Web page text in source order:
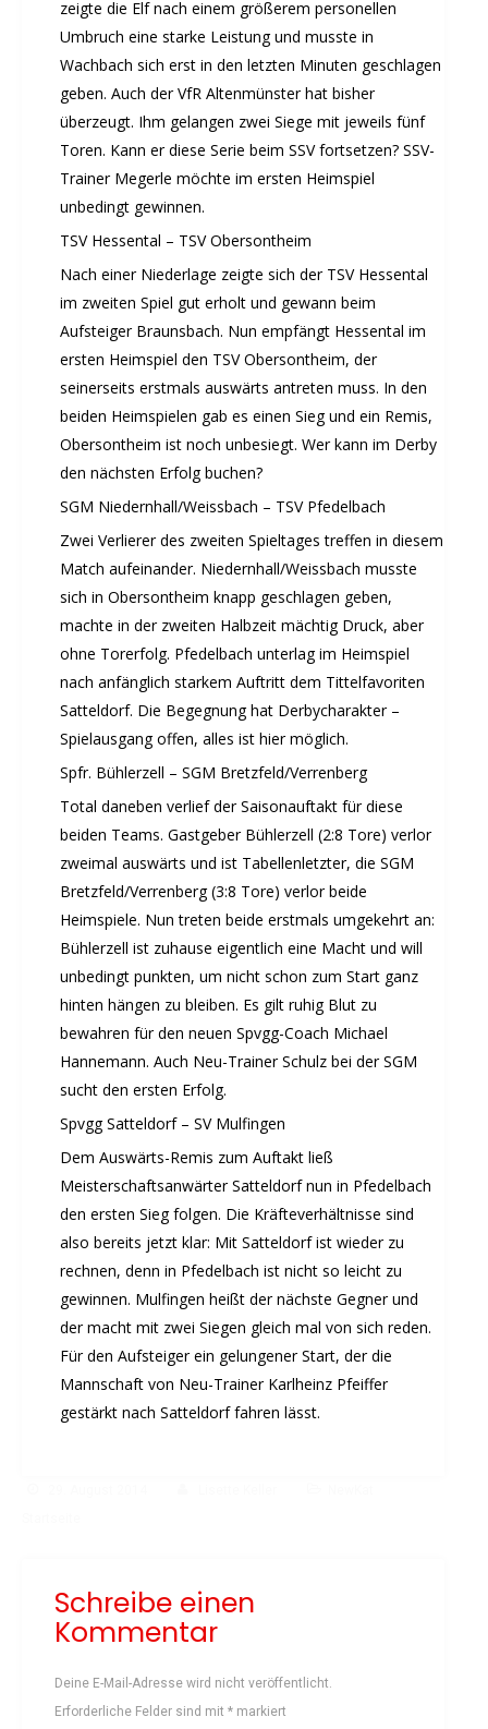
zeigte die Elf nach einem größerem personellen
Umbruch eine starke Leistung und musste in
Wachbach sich erst in den letzten Minuten geschlagen
geben. Auch der VfR Altenmünster hat bisher
überzeugt. Ihm gelangen zwei Siege mit jeweils fünf
Toren. Kann er diese Serie beim SSV fortsetzen? SSV-
Trainer Megerle möchte im ersten Heimspiel
unbedingt gewinnen.
TSV Hessental – TSV Obersontheim
Nach einer Niederlage zeigte sich der TSV Hessental
im zweiten Spiel gut erholt und gewann beim
Aufsteiger Braunsbach. Nun empfängt Hessental im
ersten Heimspiel den TSV Obersontheim, der
seinerseits erstmals auswärts antreten muss. In den
beiden Heimspielen gab es einen Sieg und ein Remis,
Obersontheim ist noch unbesiegt. Wer kann im Derby
den nächsten Erfolg buchen?
SGM Niedernhall/Weissbach – TSV Pfedelbach
Zwei Verlierer des zweiten Spieltages treffen in diesem
Match aufeinander. Niedernhall/Weissbach musste
sich in Obersontheim knapp geschlagen geben,
machte in der zweiten Halbzeit mächtig Druck, aber
ohne Torerfolg. Pfedelbach unterlag im Heimspiel
nach anfänglich starkem Auftritt dem Tittelfavoriten
Satteldorf. Die Begegnung hat Derbycharakter –
Spielausgang offen, alles ist hier möglich.
Spfr. Bühlerzell – SGM Bretzfeld/Verrenberg
Total daneben verlief der Saisonauftakt für diese
beiden Teams. Gastgeber Bühlerzell (2:8 Tore) verlor
zweimal auswärts und ist Tabellenletzter, die SGM
Bretzfeld/Verrenberg (3:8 Tore) verlor beide
Heimspiele. Nun treten beide erstmals umgekehrt an:
Bühlerzell ist zuhause eigentlich eine Macht und will
unbedingt punkten, um nicht schon zum Start ganz
hinten hängen zu bleiben. Es gilt ruhig Blut zu
bewahren für den neuen Spvgg-Coach Michael
Hannemann. Auch Neu-Trainer Schulz bei der SGM
sucht den ersten Erfolg.
Spvgg Satteldorf – SV Mulfingen
Dem Auswärts-Remis zum Auftakt ließ
Meisterschaftsanwärter Satteldorf nun in Pfedelbach
den ersten Sieg folgen. Die Kräfteverhältnisse sind
also bereits jetzt klar: Mit Satteldorf ist wieder zu
rechnen, denn in Pfedelbach ist nicht so leicht zu
gewinnen. Mulfingen heißt der nächste Gegner und
der macht mit zwei Siegen gleich mal von sich reden.
Für den Aufsteiger ein gelungener Start, der die
Mannschaft von Neu-Trainer Karlheinz Pfeiffer
gestärkt nach Satteldorf fahren lässt.
Schreibe einen
Kommentar
Deine E-Mail-Adresse wird nicht veröffentlicht.
Erforderliche Felder sind mit * markiert